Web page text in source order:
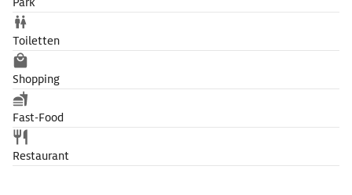
Toiletten
Shopping
Fast-Food
Restaurant